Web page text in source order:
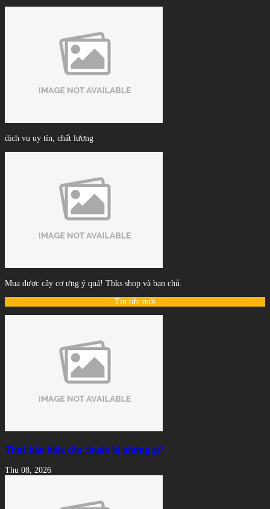
dịch vụ uy tín, chất lượng
Mua được cây cơ ưng ý quá! Thks shop và bạn chủ.
Tin tức mới
Thuê bàn bida cần chuẩn bị những gì?
Thu 08, 2026